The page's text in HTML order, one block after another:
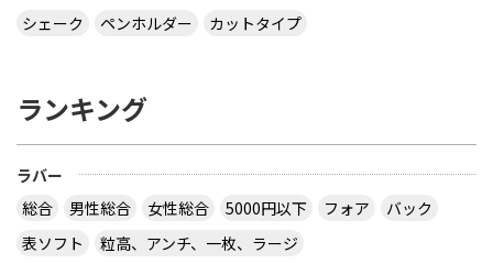
シェーク
ペンホルダー カットタイプ
ランキング
ラバー
総合
男性総合 女性総合 5000円以下 フォア
バック
表ソフト
粒高、アンチ、一枚、ラージ